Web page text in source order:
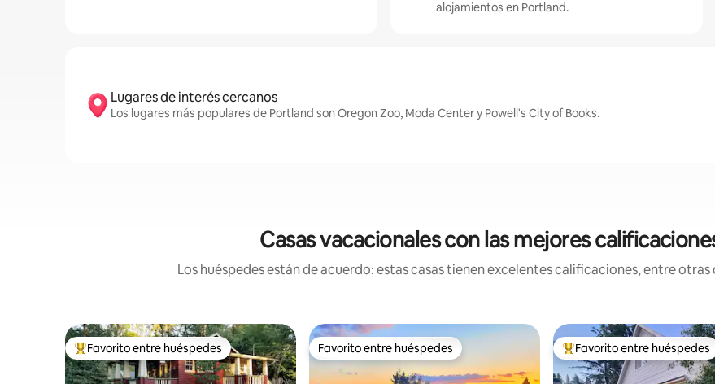
alojamientos en Portland.
Lugares de interés cercanos
Los lugares más populares de Portland son Oregon Zoo, Moda Center y Powell's City of Books.
Casas vacacionales con las mejores
Los huéspedes están de acuerdo: estas casas tienen excelentes calificaciones, entre
Favorito entre huéspedes preferido
Favorito entre huéspedes Favorito entre huéspedes
Favorito entre huéspedes Favorito entre huéspedes
Favorito entre huéspedes